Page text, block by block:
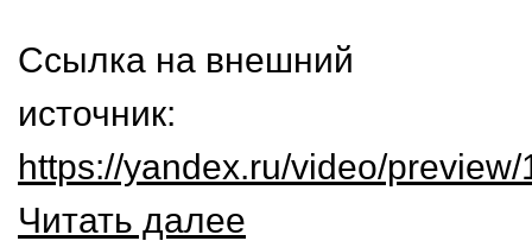
Ссылка на внешний
источник:
https://yandex.ru/video/
Читать далее